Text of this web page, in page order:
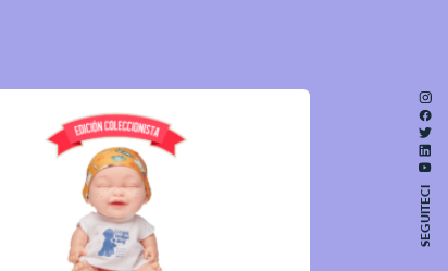
SEGUITECI